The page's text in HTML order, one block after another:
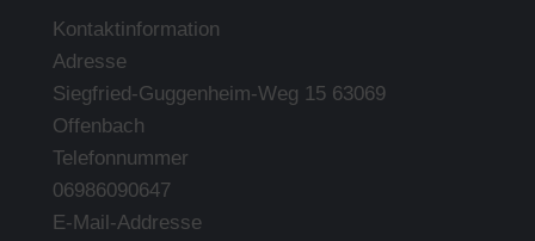
Kontaktinformation
Adresse
Siegfried-Guggenheim-Weg 15 63069
Offenbach
Telefonnummer
06986090647
E-Mail-Addresse